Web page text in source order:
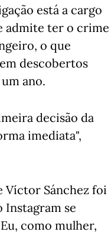
está a cargo
admite ter o crime
o que
descobertos
ano.
decisão da
imediata",
Víctor Sánchez foi
Instagram se
como mulher,